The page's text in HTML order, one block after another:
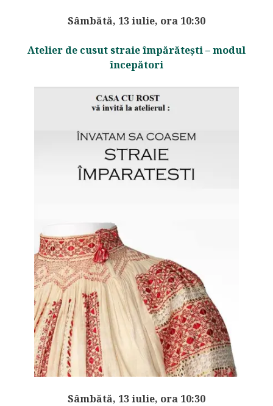
Sâmbătă, 13 iulie, ora 10:30
Atelier de cusut straie împărătești – modul
începători
Sâmbătă, 13 iulie, ora 10:30